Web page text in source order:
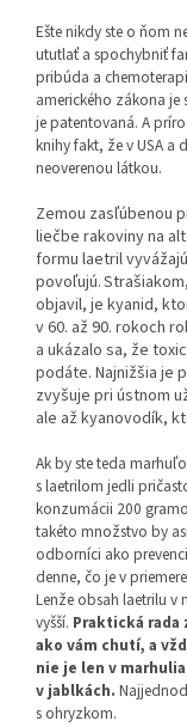
Ešte nikdy ste o ňom
ututlať a spochybniť
pribúda a
amerického zákona
je patentovaná. A
knihy fakt, že v USA a
neoverenou látkou.
Zemou zasľúbenou
liečbe rakoviny na
formu laetril
povoľujú.
objavil, je kyanid,
v 60. až 90. rokoch
a ukázalo sa, že
podáte. Najnižšia je
zvyšuje pri ústnom
ale až kyanovodík,
Ak by ste teda
s laetrilom jedli
konzumácii 200
takéto množstvo by
odborníci ako
denne, čo je v
Lenže obsah laetrilu
vyšší. Praktická
ako vám chutí, a
nie je len v
v jablkách.
s ohryzkom.